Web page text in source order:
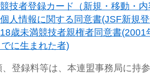
競技者登録カード（新規・移動・
個人情報に関する同意書(JSF新規
18歳未満競技者親権者同意書
に生まれた者)
登録料等は、本連盟事務局に持